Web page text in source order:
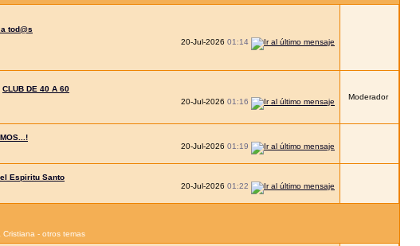
tod@s
20-Jul-2026 01:14
CLUB DE 40 A 60
20-Jul-2026 01:16
Moderador
20-Jul-2026 01:19
Espiritu Santo
20-Jul-2026 01:22
Cristiana - otros temas